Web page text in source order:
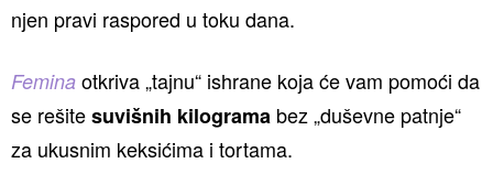
njen pravi raspored u toku dana.
Femina otkriva „tajnu“ ishrane koja će vam pomoći da
se rešitesuvišnih kilograma bez „duševne patnje“
za ukusnim keksićima i tortama.